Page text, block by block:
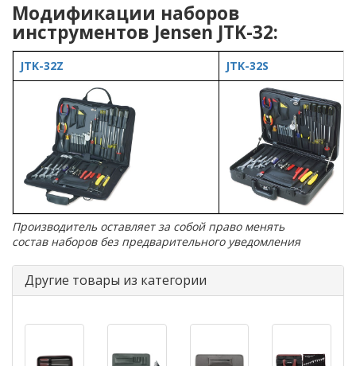
Модификации наборов
инструментов Jensen JTK-32:
JTK-32Z JTK-32S
Производитель оставляет за собой право менять
состав наборов без предварительного уведомления
Другие товары из категории